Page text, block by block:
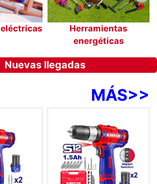
Herramientas
energéticas
Nuevas llegadas
MÁS>>